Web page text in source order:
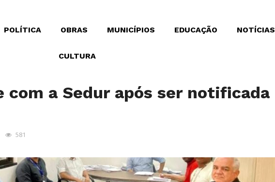
POLÍTICA OBRAS MUNICÍPIOS EDUCAÇÃO NOTÍCIAS
CULTURA
com a Sedur após ser notificada
581